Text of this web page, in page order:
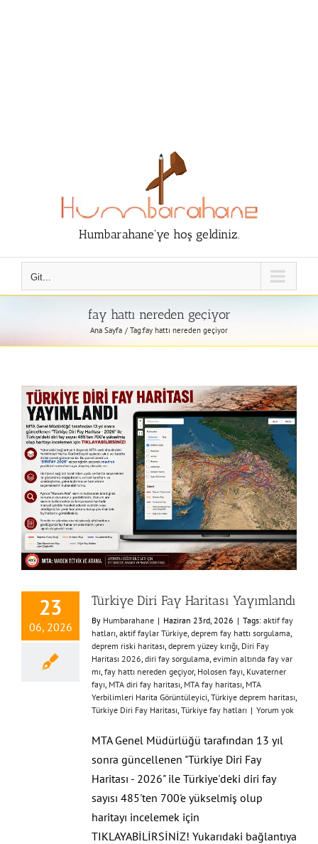
Humbarahane'ye hoş geldiniz.
Git...
fay hattı nereden geçiyor
Ana Sayfa Tag:fay hattı nereden geçiyor
23
06, 2026
Türkiye Diri Fay Haritası Yayımlandı
By Humbarahane | Haziran 23rd, 2026 | Tags: aktif fay
hatları aktif faylar Türkiye deprem fay hattı sorgulama
deprem riski haritası deprem yüzey kırığı Diri Fay
Haritası 2026 diri fay sorgulama evimin altında fay var
mı fay hattı nereden geçiyor, Holosen fayı Kuvaterner
fayı MTA diri fay haritası MTA fay haritası MTA
Yerbilimleri Harita Görüntüleyici Türkiye deprem haritası
Türkiye Diri Fay Haritası Türkiye fay hatları | Yorum yok
MTA Genel Müdürlüğü tarafından 13 yıl
sonra güncellenen "Türkiye Diri Fay
Haritası - 2026" ile Türkiye'deki diri fay
sayısı 485'ten 700'e yükselmiş olup
haritayı incelemek için
TIKLAYABİLİRSİNİZ! Yukarıdaki bağlantıya